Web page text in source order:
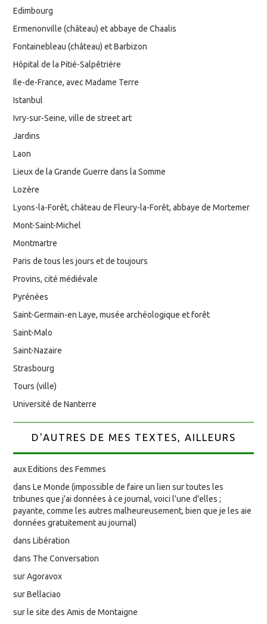
Edimbourg
Ermenonville (château) et abbaye de Chaalis
Fontainebleau (château) et Barbizon
Hôpital de la Pitié-Salpêtrière
Ile-de-France, avec Madame Terre
Istanbul
Ivry-sur-Seine, ville de street art
Jardins
Laon
Lieux de la Grande Guerre dans la Somme
Lozère
Lyons-la-Forêt, château de Fleury-la-Forêt, abbaye de Mortemer
Mont-Saint-Michel
Montmartre
Paris de tous les jours et de toujours
Provins, cité médiévale
Pyrénées
Saint-Germain-en Laye, musée archéologique et forêt
Saint-Malo
Saint-Nazaire
Strasbourg
Tours (ville)
Université de Nanterre
D'AUTRES DE MES TEXTES, AILLEURS
aux Editions des Femmes
dans Le Monde (impossible de faire un lien sur toutes les
tribunes que j'ai données à ce journal, voici l'une d'elles ;
payante, comme les autres malheureusement, bien que je les aie
données gratuitement au journal)
dans Libération
dans The Conversation
sur Agoravox
sur Bellaciao
sur le site des Amis de Montaigne